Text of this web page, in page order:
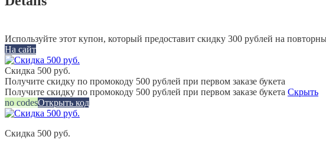
Используйте этот купон, который предоставит скидку 300 рублей на
На сайт
Скидка 500 руб.
Получите скидку по промокоду 500 рублей при первом заказе букета
Получите скидку по промокоду 500 рублей при первом заказе букета Скрыть
no codesОткрыть код
Скидка 500 руб.